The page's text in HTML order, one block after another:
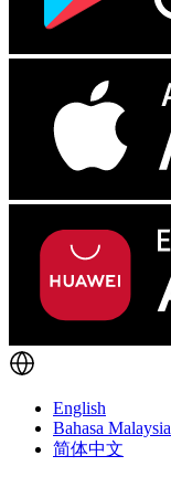
English
Bahasa Malaysia
简体中文